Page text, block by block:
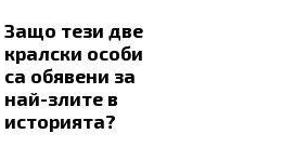
Защо тези две
кралски особи
са обявени за
най-злите в
историята?